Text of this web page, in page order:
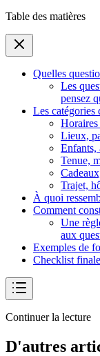
Table des matières
Quelles
Les
pensez
Les catégories
Lieux,
Enfants,
Tenue,
Trajet,
À quoi
Comment
Une
aux
Exemples de
Checklist
Continuer la lecture
D'autres